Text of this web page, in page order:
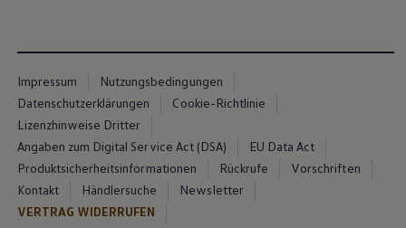
Impressum
Nutzungsbedingungen
Datenschutzerklärungen
Cookie-Richtlinie
Lizenzhinweise Dritter
Angaben zum Digital Service Act (DSA)
EU Data Act
Produktsicherheitsinformationen
Rückrufe
Vorschriften
Kontakt
Händlersuche
Newsletter
VERTRAG WIDERRUFEN